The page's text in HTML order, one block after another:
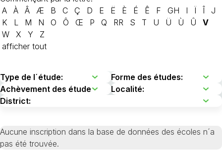
A
À Â Æ B C Ç D E Ë È É Ê F GH I Ï Î
J
K
L M N O Ô Œ P Q RR S T U Ü Ù Û
V
W
X Y
Z
afficher tout
Aucune inscription dans la base de données des écoles n´a
pas été trouvée.